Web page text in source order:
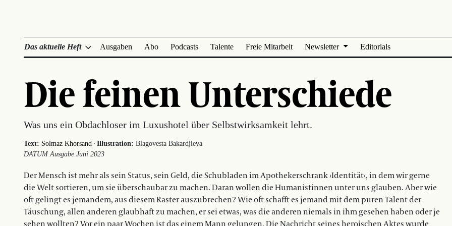
Das aktuelle Heft Ausgaben Abo Podcasts Talente Freie Mitarbeit Newsletter Editorials
Die feinen Unterschiede
Was uns ein Obdachloser im Luxushotel über Selbstwirksamkeit lehrt.
Text: Solmaz Khorsand · Illustration: Blagovesta Bakardjieva
DATUM Ausgabe Juni 2023
Der Mensch ist mehr als sein Status, sein Geld, die Schubladen im Apothekerschrank ›Identität‹, in dem wir gerne
die Welt sortieren, um sie überschaubar zu machen. Daran wollen die Humanistinnen unter uns glauben. Aber wie
oft gelingt es jemandem, aus diesem Raster auszubrechen? Wie oft schafft es jemand mit dem puren Talent der
Täuschung, allen anderen glaubhaft zu machen, er sei etwas, was die anderen niemals in ihm gesehen haben oder je
sehen wollten? Vor ein paar Wochen ist das einem Mann gelungen. Die Nachricht seines heroischen Aktes wurde